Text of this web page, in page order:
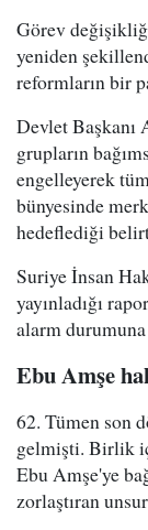
Görev
yeniden
reformların bir
Devlet
grupların
engelleyerek
bünyesinde
hedeflediği
Suriye İnsan
yayınladığı
alarm
Ebu Amşe
62. Tümen son
gelmişti. Birlik
Ebu Amşe'ye
zorlaştıran